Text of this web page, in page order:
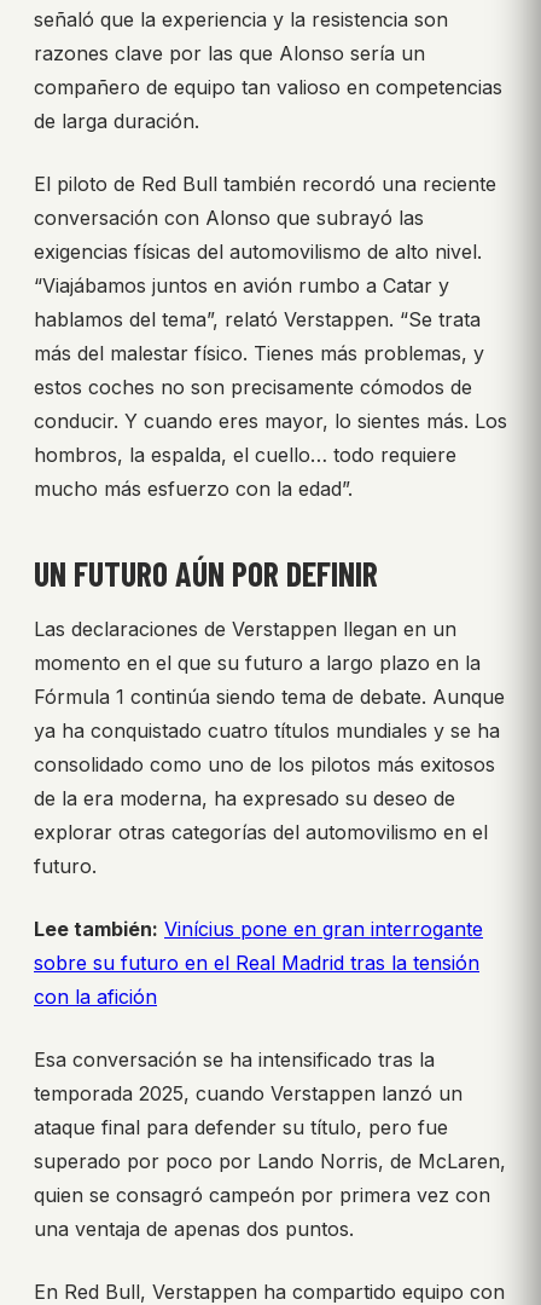
señaló que la experiencia y la resistencia son
razones clave por las que Alonso sería un
compañero de equipo tan valioso en competencias
de larga duración.
El piloto de Red Bull también recordó una reciente
conversación con Alonso que subrayó las
exigencias físicas del automovilismo de alto nivel.
“Viajábamos juntos en avión rumbo a Catar y
hablamos del tema”, relató Verstappen. “Se trata
más del malestar físico. Tienes más problemas, y
estos coches no son precisamente cómodos de
conducir. Y cuando eres mayor, lo sientes más. Los
hombros, la espalda, el cuello… todo requiere
mucho más esfuerzo con la edad”.
UN FUTURO AÚN POR DEFINIR
Las declaraciones de Verstappen llegan en un
momento en el que su futuro a largo plazo en la
Fórmula 1 continúa siendo tema de debate. Aunque
ya ha conquistado cuatro títulos mundiales y se ha
consolidado como uno de los pilotos más exitosos
de la era moderna, ha expresado su deseo de
explorar otras categorías del automovilismo en el
futuro.
Lee también: Vinícius pone en gran interrogante
sobre su futuro en el Real Madrid tras la tensión
con la afición
Esa conversación se ha intensificado tras la
temporada 2025, cuando Verstappen lanzó un
ataque final para defender su título, pero fue
superado por poco por Lando Norris, de McLaren,
quien se consagró campeón por primera vez con
una ventaja de apenas dos puntos.
En Red Bull, Verstappen ha compartido equipo con